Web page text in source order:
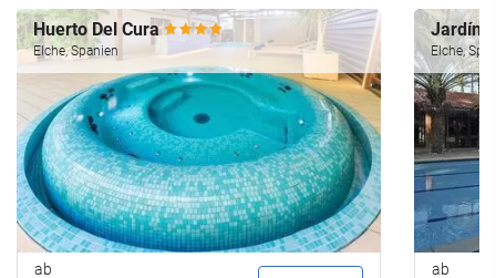
Huerto Del Cura
Elche, Spanien
ab
Jardín
Elche,
ab